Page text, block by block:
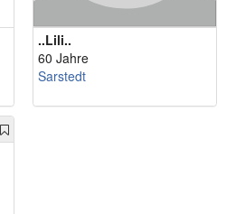
..Lili..
60 Jahre
Sarstedt